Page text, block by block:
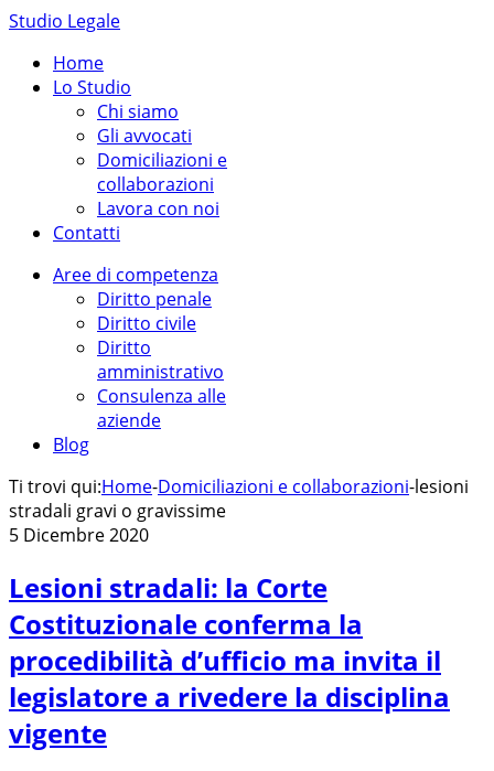
Studio Legale
Home
Lo Studio
Chi siamo
Gli avvocati
Domiciliazioni e
collaborazioni
Lavora con noi
Contatti
Aree di competenza
Diritto penale
Diritto civile
Diritto
amministrativo
Consulenza alle
aziende
Blog
Ti trovi qui:Home-Domiciliazioni e collaborazioni-lesioni
stradali gravi o gravissime
5 Dicembre 2020
Lesioni stradali: la Corte
Costituzionale conferma la
procedibilità d’ufficio ma invita il
legislatore a rivedere la disciplina
vigente